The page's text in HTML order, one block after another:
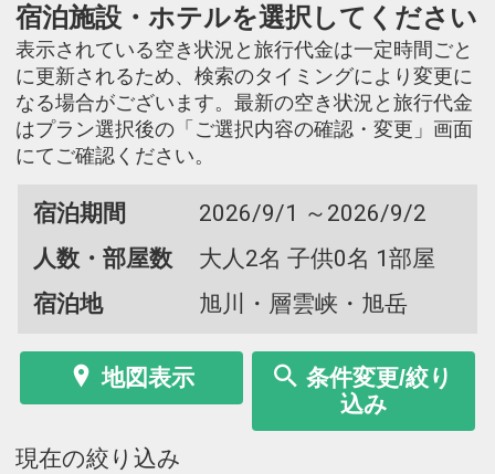
宿泊施設・ホテルを選択してください
表示されている空き状況と旅行代金は一定時間ごと
に更新されるため、検索のタイミングにより変更に
なる場合がございます。最新の空き状況と旅行代金
はプラン選択後の「ご選択内容の確認・変更」画面
にてご確認ください。
宿泊期間
2026/9/1 ～2026/9/2
人数・部屋数
大人2名 子供0名 1部屋
宿泊地
旭川・層雲峡・旭岳
地図表示
条件変更/絞り
込み
現在の絞り込み